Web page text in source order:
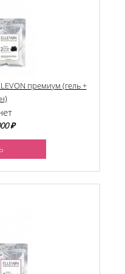
премиум (гель +
₽